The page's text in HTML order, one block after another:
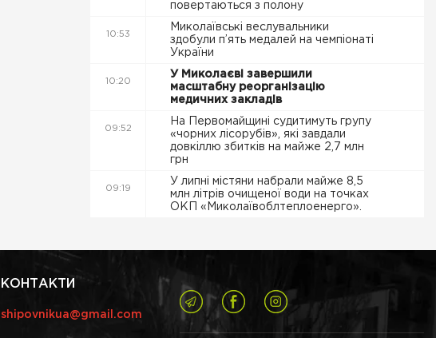
повертаються з полону
10:53
Миколаївські веслувальники
здобули п’ять медалей на чемпіонаті
України
10:20
У Миколаєві завершили
масштабну реорганізацію
медичних закладів
09:52
На Первомайщині судитимуть групу
«чорних лісорубів», які завдали
довкіллю збитків на майже 2,7 млн
грн
09:19
У липні містяни набрали майже 8,5
млн літрів очищеної води на точках
ОКП «Миколаївоблтеплоенерго».
КОНТАКТИ
shipovnikua@gmail.com